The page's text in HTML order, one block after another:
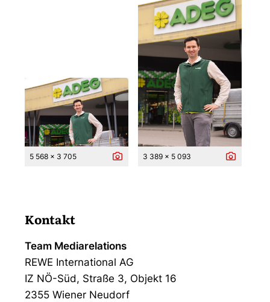
5 568 x 3 705 3 389 x 5 093
Kontakt
Team Mediarelations
REWE International AG
IZ NÖ-Süd, Straße 3, Objekt 16
2355 Wiener Neudorf